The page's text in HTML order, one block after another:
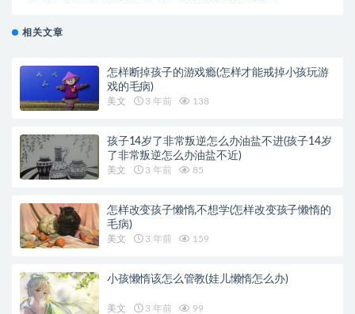
相关文章
怎样断掉孩子的游戏瘾(怎样才能戒掉小孩玩游
戏的毛病)
美文 3 年前 138
孩子14岁了非常叛逆怎么办油盐不进(孩子14岁
了非常叛逆怎么办油盐不近)
美文 3 年前 85
怎样改变孩子懒惰,不想学(怎样改变孩子懒惰的
毛病)
美文 3 年前 159
小孩懒惰该怎么管教(娃儿懒惰怎么办)
美文 3 年前 99